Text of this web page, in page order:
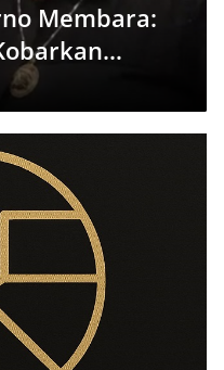
Membara:
Lampung